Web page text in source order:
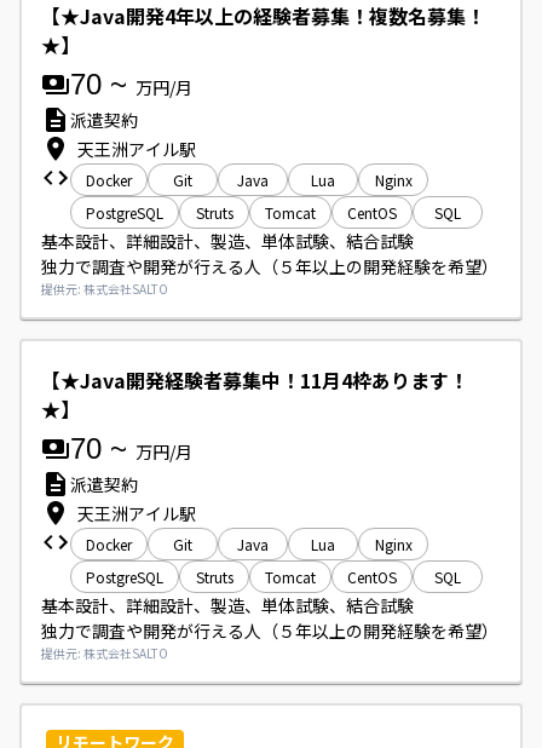
【★Java開発4年以上の経験者募集！複数名募集！
★】
70 ~ 万円/月
派遣契約
天王洲アイル駅
Docker Git Java Lua
Nginx
PostgreSQL
Struts Tomcat CentOS SQL
基本設計、詳細設計、製造、単体試験、結合試験
独力で調査や開発が行える人（５年以上の開発経験を希望）
提供元: 株式会社SALTO
【★Java開発経験者募集中！11月4枠あります！
★】
70 ~ 万円/月
派遣契約
天王洲アイル駅
Docker Git Java Lua
Nginx
PostgreSQL
Struts Tomcat CentOS SQL
基本設計、詳細設計、製造、単体試験、結合試験
独力で調査や開発が行える人（５年以上の開発経験を希望）
提供元: 株式会社SALTO
リモートワーク